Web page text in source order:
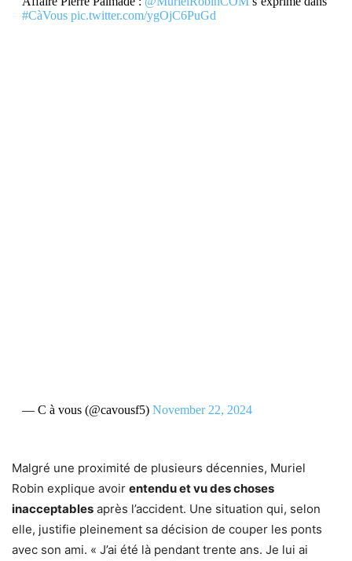
#CàVous pic.twitter.com/ygOjC6PuGd
— C à vous (@cavousf5) November 22, 2024
Malgré une proximité de plusieurs décennies, Muriel
Robin explique avoir entendu et vu des choses
inacceptables après l’accident. Une situation qui, selon
elle, justifie pleinement sa décision de couper les ponts
avec son ami. « J’ai été là pendant trente ans. Je lui ai